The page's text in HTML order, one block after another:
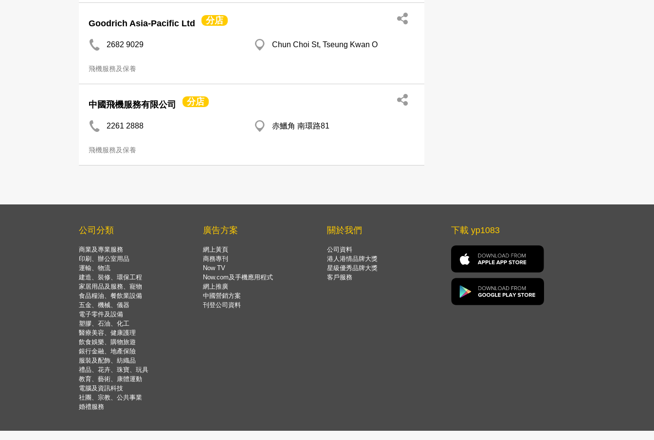
Goodrich Asia-Pacific Ltd 分店
2682 9029 Chun Choi St, Tseung Kwan O
飛機服務及保養
中國飛機服務有限公司 分店
2261 2888 赤鱲角 南環路81
飛機服務及保養
公司分類
商業及專業服務
印刷、辦公室用品
運輸、物流
建造、裝修、環保工程
家居用品及服務、寵物
食品糧油、餐飲業設備
五金、機械、儀器
電子零件及設備
塑膠、石油、化工
醫療美容、健康護理
飲食娛樂、購物旅遊
銀行金融、地產保險
服裝及配飾、紡織品
禮品、花卉、珠寶、玩具
教育、藝術、康體運動
電腦及資訊科技
社團、宗教、公共事業
婚禮服務
廣告方案
網上黃頁
商務專刊
Now TV
Now.com及手機應用程式
網上推廣
中國營銷方案
刊登公司資料
關於我們
公司資料
港人港情品牌大獎
星級優秀品牌大獎
客戶服務
下載 yp1083